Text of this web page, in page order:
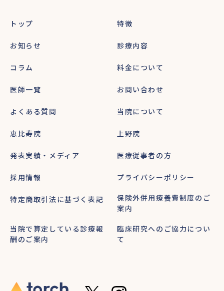
トップ 特徴
お知らせ 診療内容
コラム 料金について
医師一覧 お問い合わせ
よくある質問 当院について
恵比寿院 上野院
発表実績・メディア 医療従事者の方
採用情報 プライバシーポリシー
特定商取引法に基づく表記
保険外併用療養費制度のご
案内
当院で算定している診療報
酬のご案内
臨床研究へのご協力につい
て